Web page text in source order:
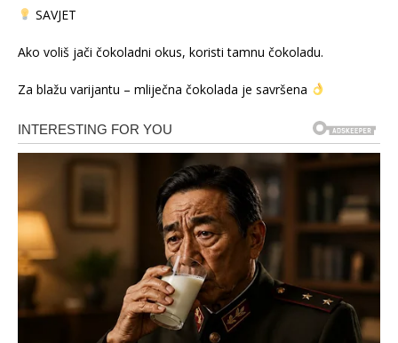
SAVJET
Ako voliš jači čokoladni okus, koristi tamnu čokoladu.
Za blažu varijantu – mliječna čokolada je savršena